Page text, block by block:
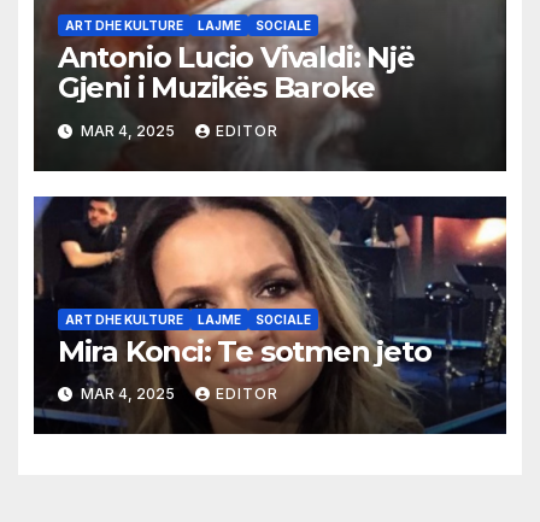
ART DHE KULTURE LAJME SOCIALE
Antonio Lucio Vivaldi: Një
Gjeni i Muzikës Baroke
MAR 4, 2025 EDITOR
ART DHE KULTURE LAJME SOCIALE
Mira Konci: Te sotmen jeto
MAR 4, 2025 EDITOR